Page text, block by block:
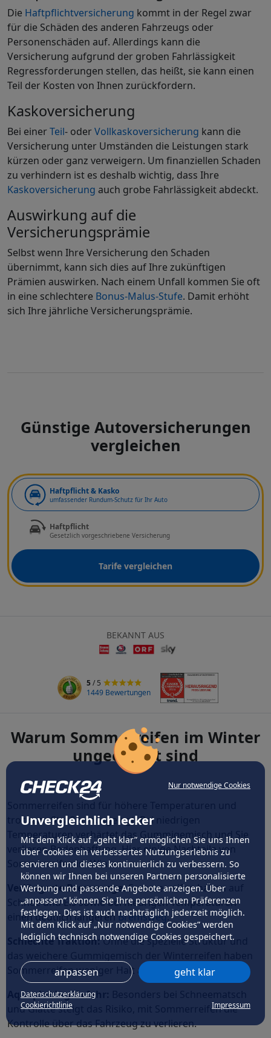
Nur notwendige Cookies
Unvergleichlich lecker
Mit dem Klick auf „geht klar” ermöglichen Sie uns Ihnen
über Cookies ein verbessertes Nutzungserlebnis zu
servieren und dieses kontinuierlich zu verbessern. So
können wir Ihnen bei unseren Partnern personalisierte
Werbung und passende Angebote anzeigen. Über
„anpassen” können Sie Ihre persönlichen Präferenzen
festlegen. Dies ist auch nachträglich jederzeit möglich.
Mit dem Klick auf „Nur notwendige Cookies” werden
lediglich technisch notwendige Cookies gespeichert.
anpassen geht klar
Datenschutzerklärung
Cookierichtlinie
Impressum
Die Haftpflichtversicherung kommt in der Regel zwar
für die Schäden des anderen Fahrzeugs oder
Personenschäden auf. Allerdings kann die
Versicherung aufgrund der groben Fahrlässigkeit
Regressforderungen stellen, das heißt, sie kann einen
Teil der Kosten von Ihnen zurückfordern.
Kaskoversicherung
Bei einerTeil- oderVollkaskoversicherung kann die
Versicherung unter Umständen die Leistungen stark
kürzen oder ganz verweigern. Um finanziellen Schaden
zu verhindern ist es deshalb wichtig, dass Ihre
Kaskoversicherung auch grobe Fahrlässigkeit abdeckt.
Auswirkung auf die
Versicherungsprämie
Selbst wenn Ihre Versicherung den Schaden
übernimmt, kann sich dies auf Ihre zukünftigen
Prämien auswirken. Nach einem Unfall kommen Sie oft
in eine schlechtere Bonus-Malus-Stufe. Damit erhöht
sich Ihre jährliche Versicherungsprämie.
Günstige Autoversicherungen
vergleichen
Haftpflicht & Kasko
umfassender Rundum-Schutz für Ihr Auto
Haftpflicht
Gesetzlich vorgeschriebene Versicherung
Tarife vergleichen
BEKANNT AUS
5/ 5
1449 Bewertungen
Warum Sommerreifen im Winter
ungeeignet sind
trockene Straßen ausgelegt. Bei niedrigen
Temperaturen verhärtet das Gummigemisch und Sie
verlieren Bodenhaftung. Hier einige Nachteile von
Sommerreifen im Winter:
Verlängerte Bremswege:Sommerreifen haben auf
Schnee und Eis sowie bei niedrigen Temperaturen
einen deutlich längeren Bremsweg.
Schlechte Traktion: Ohne die spezielle Struktur und
Sommerreifen weniger Halt auf Schnee und Eis.
Aquaplaning-Gefahr:
und Glätte steigt das Risiko, mit Sommerreifen die
Kontrolle über das Fahrzeug zu verlieren.